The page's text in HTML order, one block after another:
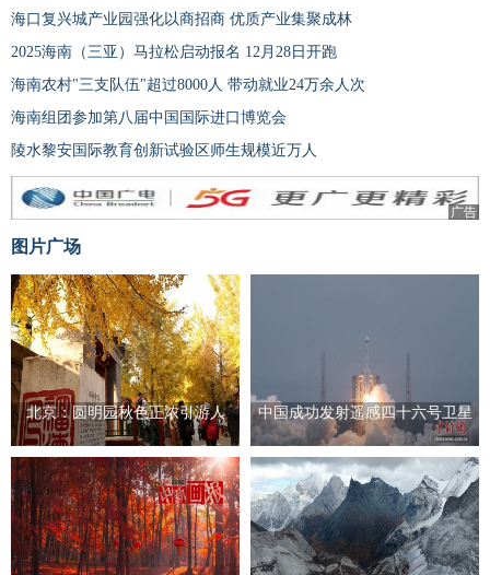
海口复兴城产业园强化以商招商 优质产业集聚成林
2025海南（三亚）马拉松启动报名 12月28日开跑
海南农村"三支队伍"超过8000人 带动就业24万余人次
海南组团参加第八届中国国际进口博览会
陵水黎安国际教育创新试验区师生规模近万人
广告
图片广场
北京：圆明园秋色正浓引游人 中国成功发射遥感四十六号卫星